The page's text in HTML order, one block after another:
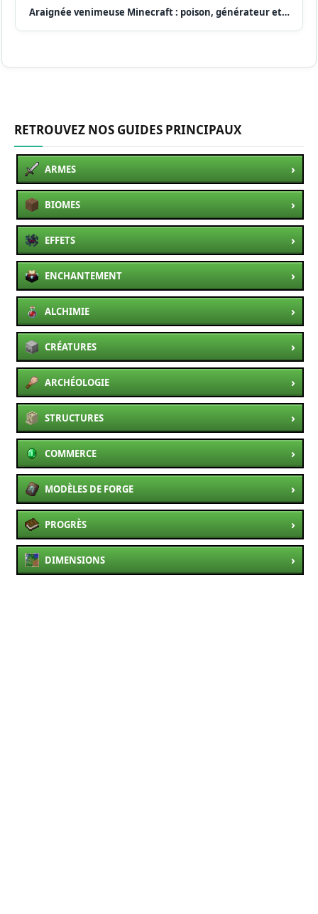
Araignée venimeuse Minecraft : poison, générateur et…
RETROUVEZ NOS GUIDES PRINCIPAUX
ARMES ›
BIOMES ›
EFFETS ›
ENCHANTEMENT ›
ALCHIMIE ›
CRÉATURES ›
ARCHÉOLOGIE ›
STRUCTURES ›
COMMERCE ›
MODÈLES DE FORGE ›
PROGRÈS ›
DIMENSIONS ›